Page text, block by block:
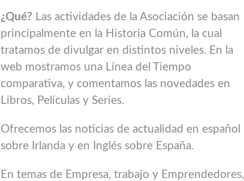
¿Qué? Las actividades de la Asociación se basan
principalmente en la Historia Común, la cual
tratamos de divulgar en distintos niveles. En la
web mostramos una Línea del Tiempo
comparativa, y comentamos las novedades en
Libros, Películas y Series.
Ofrecemos las noticias de actualidad en español
sobre Irlanda y en Inglés sobre España.
En temas de Empresa, trabajo y Emprendedores,